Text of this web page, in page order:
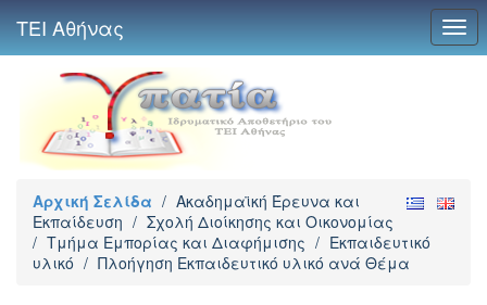
ΤΕΙ Αθήνας
Αρχική Σελίδα / Ακαδημαϊκή Έρευνα και
Εκπαίδευση / Σχολή Διοίκησης και Οικονομίας
/ Τμήμα Εμπορίας και Διαφήμισης / Εκπαιδευτικό
υλικό / Πλοήγηση Εκπαιδευτικό υλικό ανά Θέμα